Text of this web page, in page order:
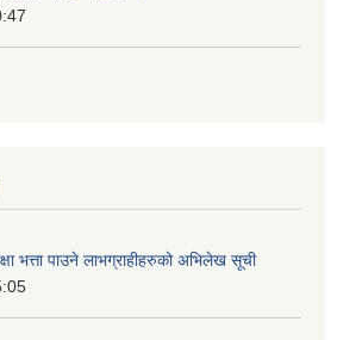
भत्ता पाउने लाभग्राहीहरुको अभिलेख सूची